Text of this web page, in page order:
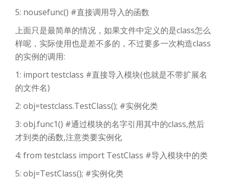
5: nousefunc() #直接调用导入的函数
上面只是最简单的情况，如果文件中定义的是class怎么
样呢，实际使用也是差不多的，不过要多一次构造class
的实例的调用:
1: import testclass #直接导入模块(也就是不带扩展名
的文件名)
2: obj=testclass.TestClass(); #实例化类
3: obj.func1() #通过模块的名字引用其中的class,然后
才到类的函数,注意类要实例化
4: from testclass import TestClass #导入模块中的类
5: obj=TestClass(); #实例化类